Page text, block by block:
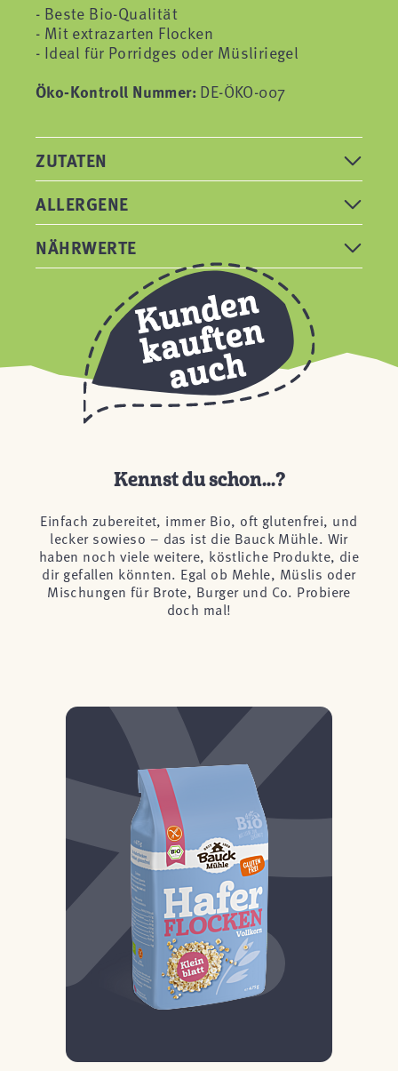
- Beste Bio-Qualität
- Mit extrazarten Flocken
- Ideal für Porridges oder Müsliriegel
Öko-Kontroll Nummer: DE-ÖKO-007
ZUTATEN
ALLERGENE
NÄHRWERTE
Kennst du schon...?
Einfach zubereitet, immer Bio, oft glutenfrei, und
lecker sowieso – das ist die Bauck Mühle. Wir
haben noch viele weitere, köstliche Produkte, die
dir gefallen könnten. Egal ob Mehle, Müslis oder
Mischungen für Brote, Burger und Co. Probiere
doch mal!